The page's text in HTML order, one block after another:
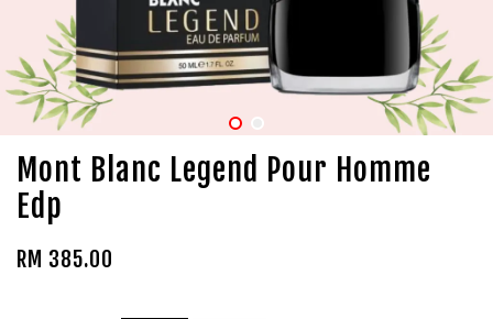
Mont Blanc Legend Pour Homme
Edp
RM 385.00